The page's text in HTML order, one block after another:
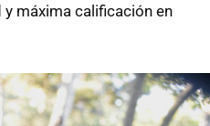
máxima calificación en